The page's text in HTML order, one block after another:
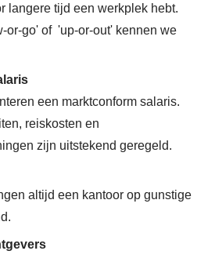
langere tijd een werkplek hebt.
or-go' of 'up-or-out' kennen we
een marktconform salaris.
reiskosten en
zijn uitstekend geregeld.
altijd een kantoor op gunstige